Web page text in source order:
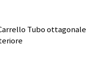
Tubo ottagonale